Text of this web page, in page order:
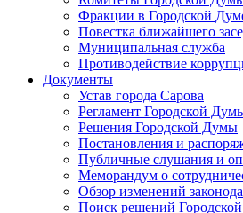
Фракции в Городской
Повестка ближайшего
Муниципальная служба
Противодействие
Документы
Устав города Сарова
Регламент Городской
Решения Городской Думы
Постановления и
Публичные слушания и
Меморандум о
Обзор изменений
Поиск решений